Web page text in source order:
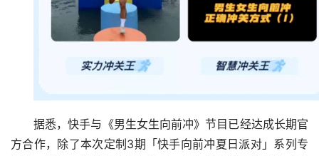
据悉，快手与《男生女生向前冲》节目已经达成长期官
方合作，除了本次定制3期「快手向前冲夏日派对」系列专